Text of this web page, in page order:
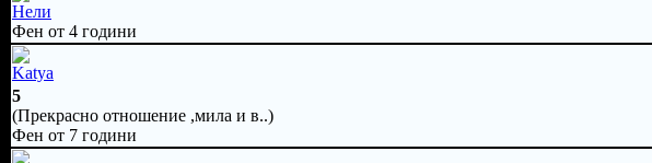
Нели
Фен от 4 години
Katya
5
(Прекрасно отношение ,мила и в..)
Фен от 7 години